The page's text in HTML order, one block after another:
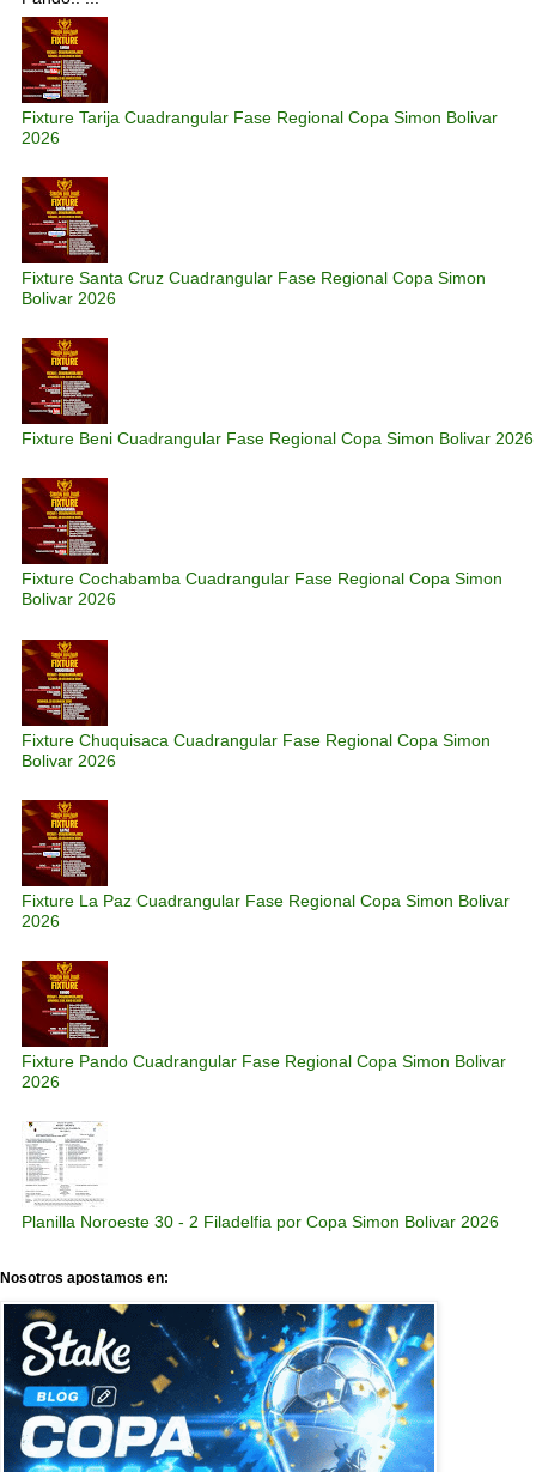
Fixture Tarija Cuadrangular Fase Regional Copa Simon Bolivar
2026
Fixture Santa Cruz Cuadrangular Fase Regional Copa Simon
Bolivar 2026
Fixture Beni Cuadrangular Fase Regional Copa Simon Bolivar 2026
Fixture Cochabamba Cuadrangular Fase Regional Copa Simon
Bolivar 2026
Fixture Chuquisaca Cuadrangular Fase Regional Copa Simon
Bolivar 2026
Fixture La Paz Cuadrangular Fase Regional Copa Simon Bolivar
2026
Fixture Pando Cuadrangular Fase Regional Copa Simon Bolivar
2026
Planilla Noroeste 30 - 2 Filadelfia por Copa Simon Bolivar 2026
Nosotros apostamos en: